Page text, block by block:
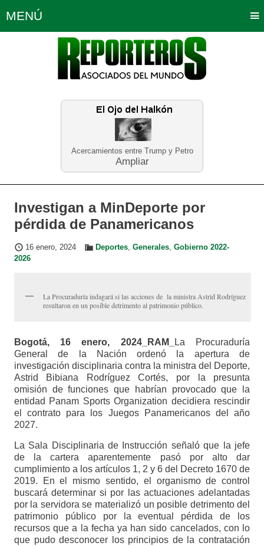
Acercamientos entre Trump y Petro
Ampliar
MENÚ
Política Opinión Bogotá
Planeta Tierra Deportes
Educación Neira
Investigan a MinDeporte por
pérdida de Panamericanos
16 enero, 2024 Deportes, Generales, Gobierno 2022-
2026
La Procuraduría indagará si las acciones de la ministra Astrid Rodríguez
resultaron en un posible detrimento al patrimonio público.
Bogotá, 16 enero, 2024_RAM_
La Procuraduría
General de la Nación ordenó la apertura de
investigación disciplinaria contra la ministra del Deporte,
Astrid Bibiana Rodríguez Cortés, por la presunta
omisión de funciones que habrían provocado que la
entidad Panam Sports Organization decidiera rescindir
el contrato para los Juegos Panamericanos del año
2027.
La Sala Disciplinaria de Instrucción señaló que la jefe
de la cartera aparentemente pasó por alto dar
cumplimiento a los artículos 1, 2 y 6 del Decreto 1670 de
2019. En el mismo sentido, el organismo de control
buscará determinar si por las actuaciones adelantadas
por la servidora se materializó un posible detrimento del
patrimonio público por la eventual pérdida de los
recursos que a la fecha ya han sido cancelados, con lo
que pudo desconocer los principios de la contratación